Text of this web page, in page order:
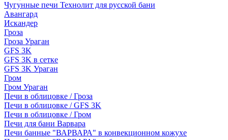
Чугунные печи Технолит для русской бани
Авангард
Искандер
Гроза
Гроза Ураган
GFS 3K
GFS 3K в сетке
GFS 3K Ураган
Гром
Гром Ураган
Печи в облицовке / Гроза
Печи в облицовке / GFS 3K
Печи в облицовке / Гром
Печи для бани Варвара
Печи банные "ВАРВАРА" в конвекционном кожухе